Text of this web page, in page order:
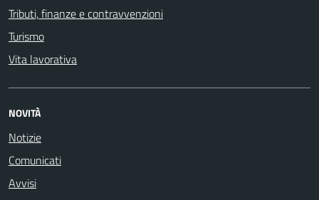
Tributi, finanze e contravvenzioni
Turismo
Vita lavorativa
NOVITÀ
Notizie
Comunicati
Avvisi